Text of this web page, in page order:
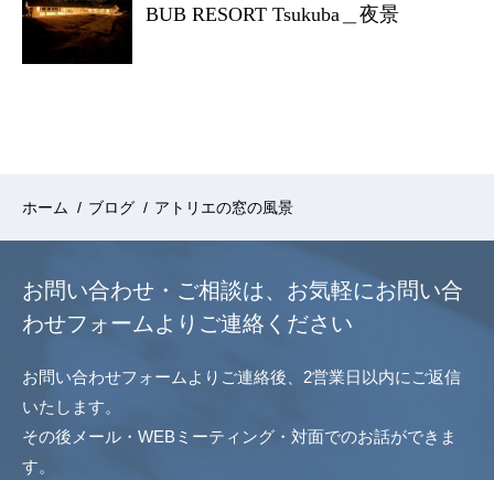
BUB RESORT Tsukuba＿夜景
ホーム / ブログ / アトリエの窓の風景
お問い合わせ・ご相談は、 お気軽にお問い合
わせフォームよりご連絡ください
お問い合わせフォームよりご連絡後、2営業日以内にご返信
いたします。
その後メール・WEBミーティング・対面でのお話ができま
す。